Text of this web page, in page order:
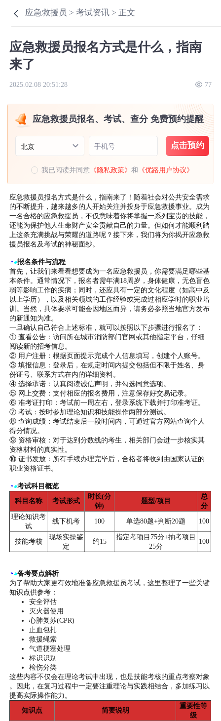
应急救援员 >考试资讯 > 正文
应急救援员报名方式是什么，指南
来了
2025.02.08 20:51:28 77
应急救援员报名、考试、查分 免费预约提醒
北京 手机号 点击预约
我已阅读并同意 《隐私政策》和 《优路用户协议》
应急救援员报名方式是什么，指南来了！随着社会对公共安全需求
的不断提升，越来越多的人开始关注并投身于应急救援事业。成为
一名合格的应急救援员，不仅意味着你将掌握一系列宝贵的技能，
还能为保护他人生命财产安全贡献自己的力量。但如何才能顺利踏
上这条充满挑战与荣耀的道路呢？接下来，我们将为你揭开应急救
援员报名及考试的神秘面纱。
◔◕报名条件与流程
首先，让我们来看看想要成为一名应急救援员，你需要满足哪些基
本条件。通常情况下，报名者需年满18周岁，身体健康，无色盲色
弱等影响工作的疾病；同时，还应具有一定的文化程度（如高中及
以上学历），以及相关领域的工作经验或完成过相应学时的职业培
训。当然，具体要求可能会因地区而异，请务必参照当地官方发布
的新通知为准。
一旦确认自己符合上述标准，就可以按照以下步骤进行报名了：
① 查看公告：访问所在城市消防部门官网或其他指定平台，仔细
阅读新的招考信息。
② 用户注册：根据页面提示完成个人信息填写，创建个人账号。
③ 填报信息：登录后，在规定时间内提交包括但不限于姓名、身
份证号、联系方式在内的详细资料。
④ 选择承诺：认真阅读诚信声明，并勾选同意选项。
⑤ 网上交费：支付相应的报名费用，注意保存好交易记录。
⑥ 准考证打印：考试前一周左右，登录系统下载并打印准考证。
⑦ 考试：按时参加理论知识和技能操作两部分测试。
⑧ 查询成绩：考试结束后一段时间内，可通过官方网站查询个人
得分情况。
⑨ 资格审核：对于达到分数线的考生，相关部门会进一步核实其
资格材料的真实性。
⑩ 证书发放：所有手续办理完毕后，合格者将收到由国家认证的
职业资格证书。
◔◕考试科目概览
科目名称
考试形式
时长(分
钟)
题型/项目
总
分
理论知识考
试
线下机考 100 单选80题+判断20题 100
技能考核
现场实操鉴
定
约15
指定考项目75分+抽考项目
25分
100
◔◕备考要点解析
为了帮助大家更有效地准备应急救援员考试，这里整理了一些关键
知识点供参考：
安全评估
灭火器使用
心肺复苏(CPR)
止血包扎
救援绳索
气道梗塞处理
标识识别
检伤分类
这些内容不仅会在理论考试中出现，也是技能考核的重点考察对象
。因此，在复习过程中一定要注重理论与实践相结合，多加练习以
提高实际操作能力。
知识点
简要说明
重要性等
级